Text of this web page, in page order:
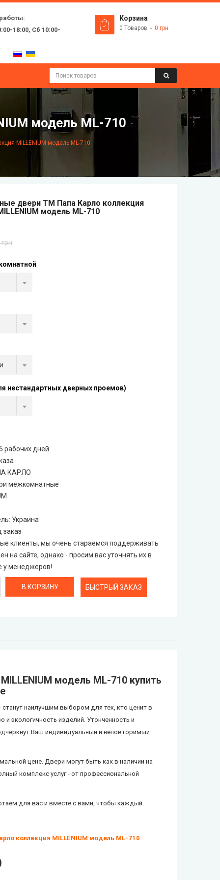
18:00, Сб 10:00-
Корзина
0 Товаров 0 грн
модель ML-710
MILLENIUM модель ML-710
двери ТМ Папа Карло коллекция
модель ML-710
грн
нестандартных дверных проемов)
рабочих дней
КАРЛО
межкомнатные
: Украина
заказ
клиенты, мы очень стараемся поддерживать
на сайте, однако - просим вас уточнять их в
у менеджеров!
БЫСТРЫЙ ЗАКАЗ
модель ML-710 купить
станут наилучшим выбором для тех, кто ценит в
экологичность изделий. Утонченность и
Ваш индивидуальный и неповторимый
цене. Двери могут быть как в наличии на
комплекс услуг - от профессиональной
для вас и вместе с вами, чтобы каждый
коллекция MILLENIUM модель ML-710: